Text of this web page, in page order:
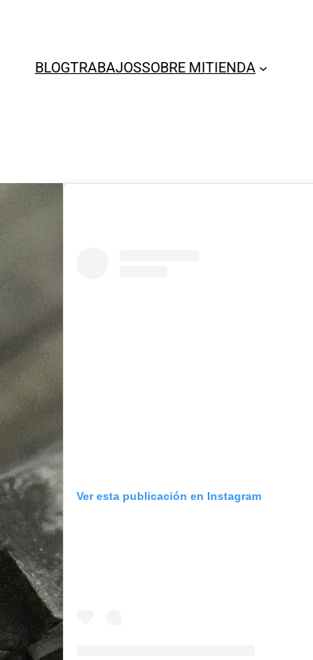
BLOGTRABAJOSSOBRE MITIENDA
Ver esta publicación en Instagram